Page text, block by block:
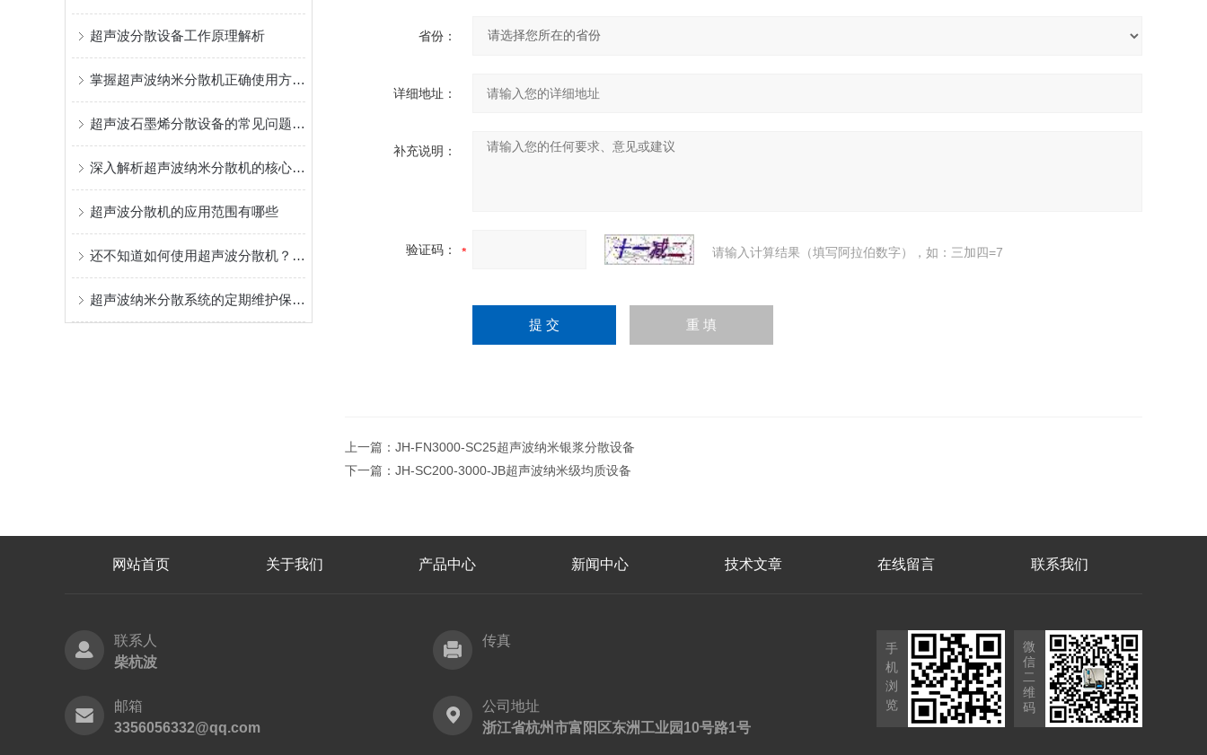
超声波分散设备工作原理解析
掌握超声波纳米分散机正确使用方法是实现纳米级均匀的关键
超声波石墨烯分散设备的常见问题相应解决方法分享
深入解析超声波纳米分散机的核心构成
超声波分散机的应用范围有哪些
还不知道如何使用超声波分散机？进来看
超声波纳米分散系统的定期维护保养方法分享
省份：
详细地址：
补充说明：
验证码： 请输入计算结果（填写阿拉伯数字），如：三加四=7
上一篇： JH-FN3000-SC25超声波纳米银浆分散设备
下一篇： JH-SC200-3000-JB超声波纳米级均质设备
网站首页 关于我们 产品中心 新闻中心 技术文章 在线留言 联系我们
联系人
柴杭波
传真
邮箱
3356056332@qq.com
公司地址
浙江省杭州市富阳区东洲工业园10号路1号
手
机
浏
览
微
信
二
维
码